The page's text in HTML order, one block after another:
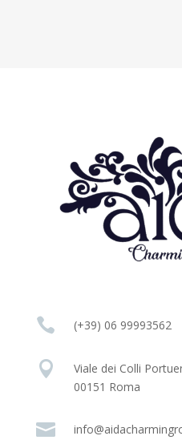
 (+39) 06 99993562

Viale dei Colli
00151 Roma
